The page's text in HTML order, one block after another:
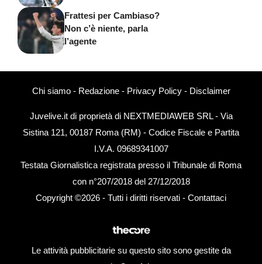
Frattesi per Cambiaso?
Non c’è niente, parla
l’agente
Chi siamo- Redazione- Privacy Policy- Disclaimer
Juvelive.it di proprietà di NEXTMEDIAWEB SRL - Via
Sistina 121, 00187 Roma (RM) - Codice Fiscale e Partita
I.V.A. 09689341007
Testata Giornalistica registrata presso il Tribunale di Roma
con n°207/2018 del 27/12/2018
Copyright ©2026 - Tutti i diritti riservati - Contattaci
Le attività pubblicitarie su questo sito sono gestite da